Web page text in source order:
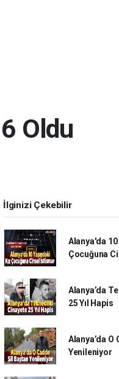
Oldu
İlginizi Çekebilir
Alanya'da 10
Çocuğuna
Alanya’da
25 Yıl Hapis
Alanya’da O
Yenileniyor